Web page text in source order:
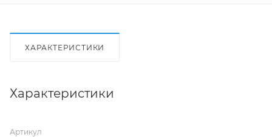
ХАРАКТЕРИСТИКИ
Характеристики
Артикул